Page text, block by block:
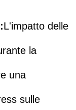
L'impatto delle
la
una
sulle